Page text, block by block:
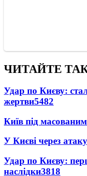
ЧИТАЙТЕ
Удар по Києву:
жертви5482
Київ під
У Києві через
Удар по Києву:
наслідки3818